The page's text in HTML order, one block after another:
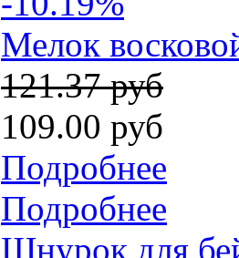
Мелок
121.37 руб
109.00 руб
Подробнее
Подробнее
Шнурок для